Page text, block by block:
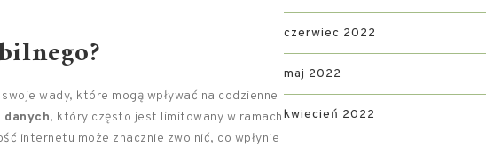
wady, które mogą wpływać na codzienne
, który często jest limitowany w ramach
internetu może znacznie zwolnić, co wpłynie
czerwiec 2022
maj 2022
kwiecień 2022